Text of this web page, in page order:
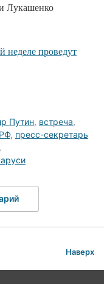
Лукашенко
неделе проведут
Путин, встреча,
, пресс-секретарь
,
Наверх